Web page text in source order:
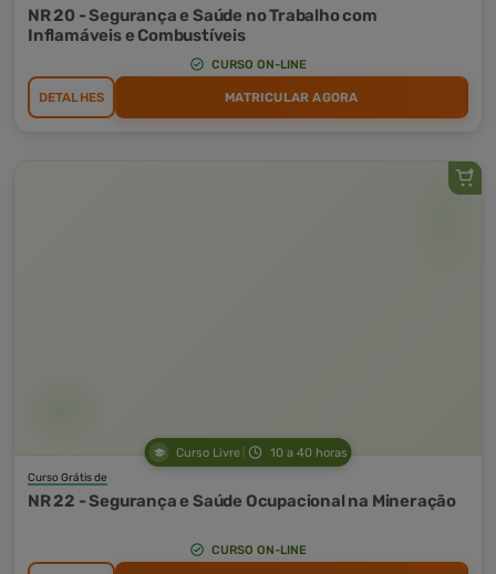
NR 20 - Segurança e Saúde no Trabalho com
Inflamáveis e Combustíveis
CURSO ON-LINE
DETALHES MATRICULAR AGORA
Curso Livre 10 a 40 horas
Curso Grátis de
NR 22 - Segurança e Saúde Ocupacional na Mineração
CURSO ON-LINE